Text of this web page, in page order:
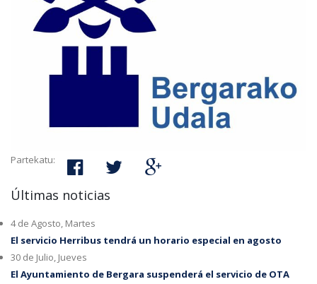
Partekatu:
Últimas noticias
4 de Agosto, Martes
El servicio Herribus tendrá un horario especial en agosto
30 de Julio, Jueves
El Ayuntamiento de Bergara suspenderá el servicio de OTA